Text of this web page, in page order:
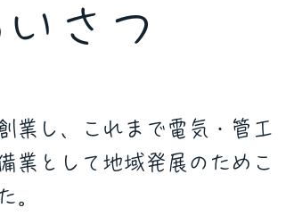
さつ
業し、これまで電気・管工
業として地域発展のためこ
。